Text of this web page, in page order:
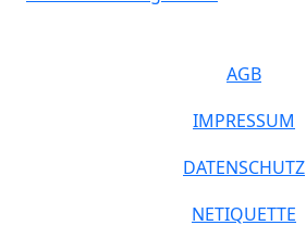
AGB
IMPRESSUM
DATENSCHUTZ
NETIQUETTE